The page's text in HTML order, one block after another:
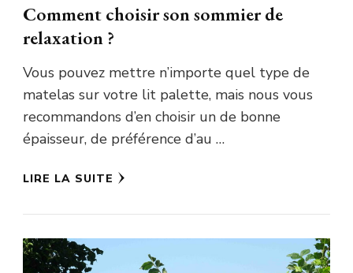
Comment choisir son sommier de
relaxation ?
Vous pouvez mettre n’importe quel type de
matelas sur votre lit palette, mais nous vous
recommandons d’en choisir un de bonne
épaisseur, de préférence d’au …
LIRE LA SUITE